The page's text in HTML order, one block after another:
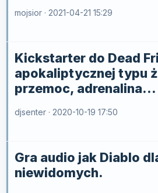
mojsior · 2021-04-21 15:29
Kickstarter do Dead
apokaliptycznej typu
przemoc, adrenalina...
djsenter · 2020-10-19 17:50
Gra audio jak Diablo
niewidomych.